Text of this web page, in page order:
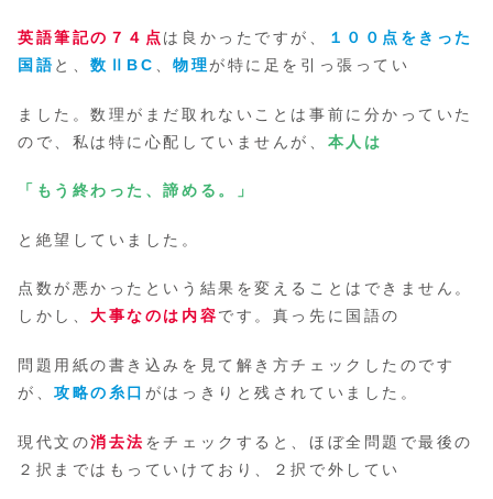
英語筆記の７４点は良かったですが、
１００点をきった
国語 と、数ⅡBC 、物理が特に足を引っ張ってい
ました。数理がまだ取れないことは事前に分かっていた
ので、私は特に心配していませんが、 本人は
「もう終わった、諦める。」
と絶望していました。
点数が悪かったという結果を変えることはできません。
しかし、大事なのは内容です。真っ先に国語の
問題用紙の書き込みを見て解き方チェックしたのです
が、攻略の糸口 がはっきりと残されていました。
現代文の消去法 をチェックすると、ほぼ全問題で最後の
２択まではもっていけており、２択で外してい